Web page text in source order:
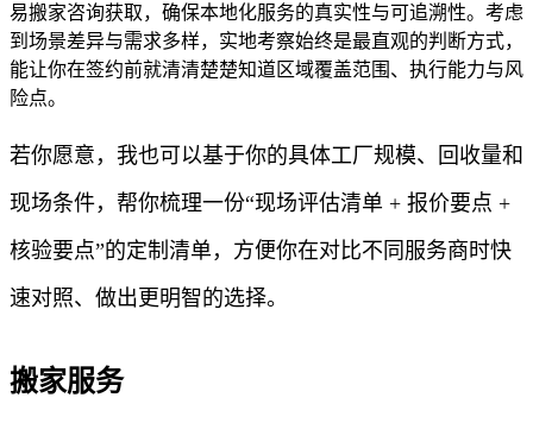
易搬家咨询获取，确保本地化服务的真实性与可追溯性。考虑
到场景差异与需求多样，实地考察始终是最直观的判断方式，
能让你在签约前就清清楚楚知道区域覆盖范围、执行能力与风
险点。
若你愿意，我也可以基于你的具体工厂规模、回收量和
现场条件，帮你梳理一份“现场评估清单 + 报价要点 +
核验要点”的定制清单，方便你在对比不同服务商时快
速对照、做出更明智的选择。
搬家服务